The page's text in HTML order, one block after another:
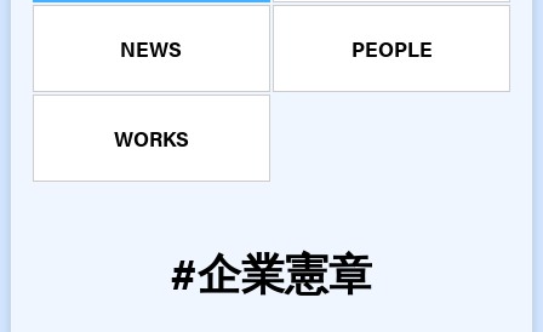
NEWS PEOPLE
WORKS
#企業憲章